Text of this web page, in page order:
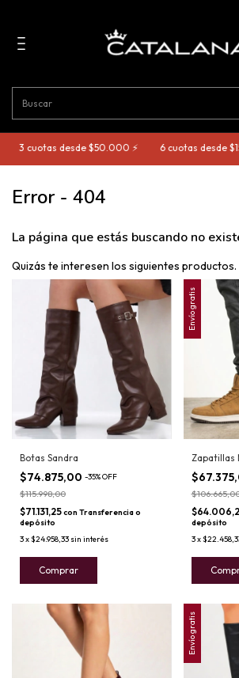
3 cuotas desde $50.000 ⚡️ 6 cuotas desde
Error - 404
La página que estás buscando no
Quizás te interesen los siguientes productos.
Botas Sandra
$74.875,00 -35%OFF
$115.998,00
$71.131,25con Transferencia o
depósito
3x$24.958,33 sin interés
Comprar
Envío gratis
Zapatillas
depósito
3x
Envío gratis